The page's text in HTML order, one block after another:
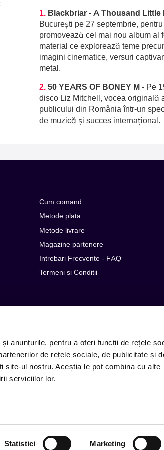
anunțurile, pentru a oferi funcții de rețele
de rețele sociale, de publicitate și
site-ul nostru. Aceștia le pot combina cu alte
serviciilor lor.
Statistici Marketing
1. Blackbriar - A Thousand Little
București pe 27 septembrie,
promovează cel mai nou album
material ce explorează teme
imagini cinematice, versuri
metal.
2. 50 YEARS OF BONEY M - Pe
disco Liz Mitchell, vocea originală
publicului din România într-un
de muzică și succes internațional.
Cum comand
Metode plata
Metode livrare
Magazine partenere
Intrebari Frecvente - FAQ
Termeni si Conditii